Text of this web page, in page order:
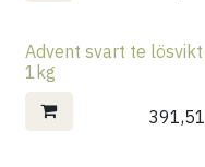
Advent svart te lösvikt
1kg
391,51